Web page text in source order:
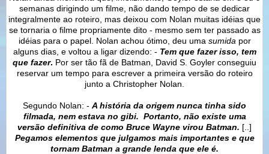
semanas dirigindo um filme, não dando tempo de se dedicar
integralmente ao roteiro, mas deixou com Nolan muitas idéias que
se tornaria o filme propriamente dito - mesmo sem ter passado as
idéias para o papel. Nolan achou ótimo, deu uma sumida por
alguns dias, e voltou a ligar dizendo: - Tem que fazer isso, tem
que fazer. Por ser tão fã de Batman, David S. Goyler conseguiu
reservar um tempo para escrever a primeira versão do roteiro
junto a Christopher Nolan.
Segundo Nolan: - A história da origem nunca tinha sido
filmada, nem estava no gibi. Portanto, não existe uma
versão definitiva de como Bruce Wayne virou Batman. [..]
Pegamos elementos que julgamos mais importantes e que
tornam Batman a grande lenda que ele é.